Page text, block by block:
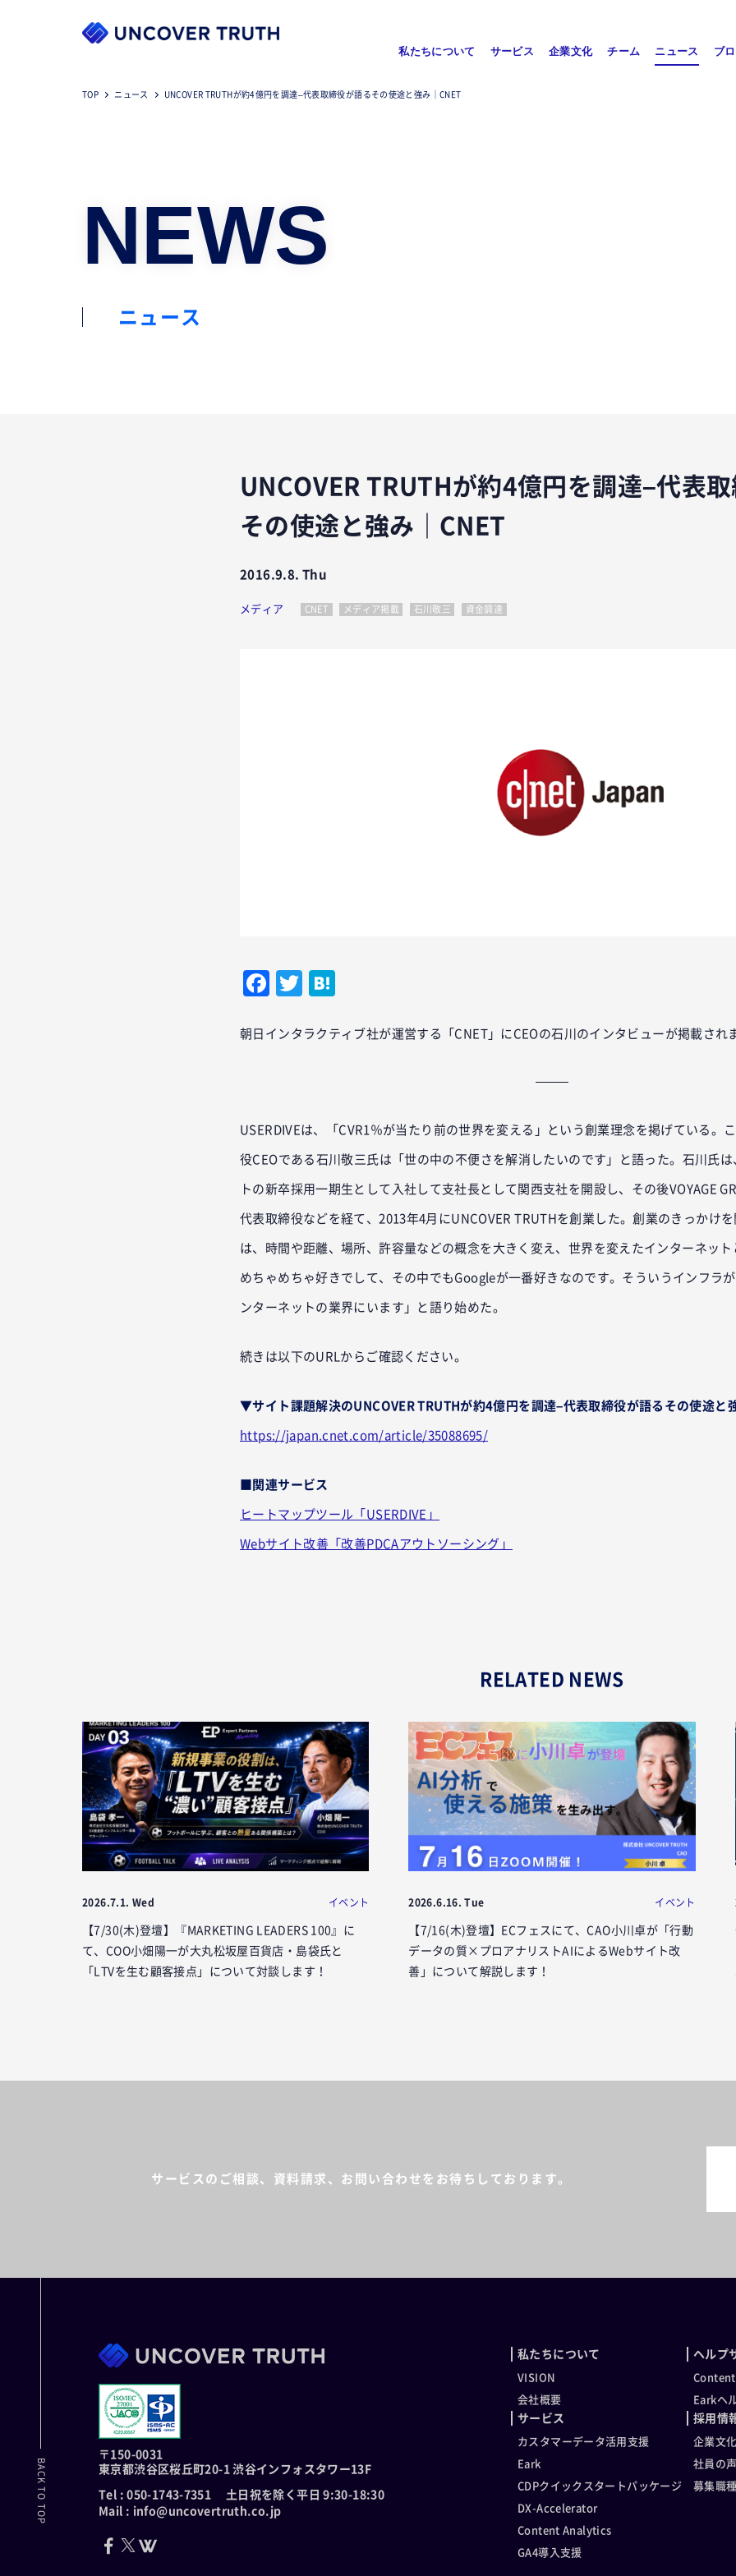
私たちについて サービス 企業文化 チーム ニュース ブ
TOP ニュース UNCOVER TRUTHが約4億円を調達–代表取締役が語るその使途と強み｜CNET
NEWS
ニュース
UNCOVER TRUTHが約4億円を調達–代表
その使途と強み｜CNET
2016.9.8. Thu
メディア CNET メディア掲載 石川敬三 資金調達
Facebook
Twitter
朝日インタラクティブ社が運営する「CNET」にCEOの石川のインタビューが掲載され
USERDIVEは、「CVR1％が当たり前の世界を変える」という創業理念を掲げている。
役CEOである石川敬三氏は「世の中の不便さを解消したいのです」と語った。石川氏
トの新卒採用一期生として入社して支社長として関西支社を開設し、その後VOYAGE
代表取締役などを経て、2013年4月にUNCOVER TRUTHを創業した。創業のきっかけ
は、時間や距離、場所、許容量などの概念を大きく変え、世界を変えたインターネッ
めちゃめちゃ好きでして、その中でもGoogleが一番好きなのです。そういうインフラ
ンターネットの業界にいます」と語り始めた。
続きは以下のURLからご確認ください。
▼サイト課題解決のUNCOVER TRUTHが約4億円を調達–代表取締役が語るその使途と
https://japan.cnet.com/article/35088695/
■関連サービス
ヒートマップツール「USERDIVE」
Webサイト改善「改善PDCAアウトソーシング」
RELATED NEWS
2026.7.1. Wed イベント
【7/30(木)登壇】『MARKETING LEADERS 100』に
て、COO小畑陽一が大丸松坂屋百貨店・島袋氏と
「LTVを生む顧客接点」について対談します！
2026.6.16. Tue イベント
【7/16(木)登壇】ECフェスにて、CAO小川卓が「行動
データの質×プロアナリストAIによるWebサイト改
善」について解説します！
サービスのご相談、資料請求、 お問い合わせをお待ちしております。
〒150-0031
東京都渋谷区桜丘町20-1渋谷インフォスタワー13F
Tel : 050-1743-7351 土日祝を除く平日 9:30-18:30
Mail : info@uncovertruth.co.jp
私たちについて
VISION
会社概要
サービス
カスタマーデータ活用支援
Eark
CDPクイックスタートパッケージ
DX-Accelerator
Content Analytics
GA4導入支援
ヘルプ
Earkヘ
採用情
企業文
社員の
募集職
BACK TO TOP